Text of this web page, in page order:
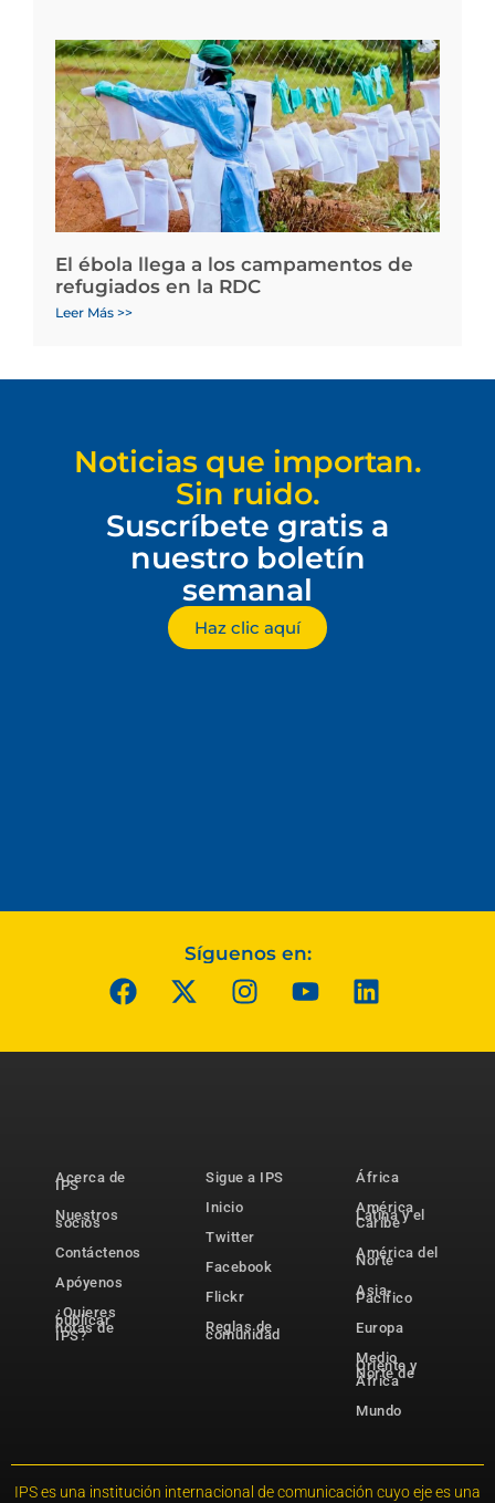
El ébola llega a los campamentos de
refugiados en la RDC
Leer Más >>
Noticias que importan.
Sin ruido.
Suscríbete gratis a
nuestro boletín
semanal
Haz clic aquí
Síguenos en:
Acerca de
IPS
Nuestros
socios
Contáctenos
Apóyenos
¿Quieres
publicar
notas de
IPS?
Sigue a IPS
Inicio
Twitter
Facebook
Flickr
Reglas de
comunidad
África
América
Latina y el
Caribe
América del
Norte
Asia-
Pacífico
Europa
Medio
Oriente y
Norte de
África
Mundo
IPS es una institución internacional de comunicación cuyo eje es una